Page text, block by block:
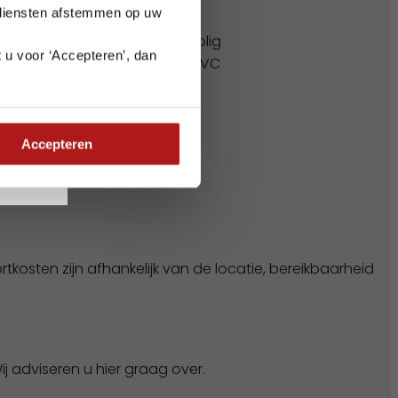
afstemmen op uw
voor ‘Accepteren’, dan
Accepteren
Aansluiting
32A 5-polig
Afvoer:
110 mm PVC
zijn afhankelijk van de locatie, bereikbaarheid
adviseren u hier graag over.
goed